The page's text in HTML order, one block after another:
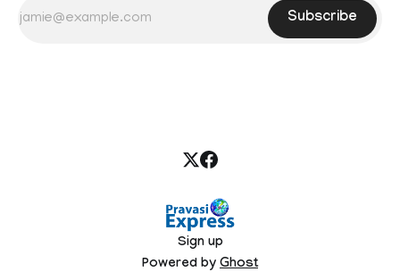
Subscribe
Sign up
Powered by Ghost